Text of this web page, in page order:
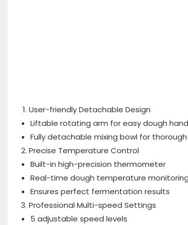
User-friendly Detachable Design
Liftable rotating arm for easy dough
Fully detachable mixing bowl for
Precise Temperature Control
Built-in high-precision thermometer
Real-time dough temperature monitoring
Ensures perfect fermentation results
Professional Multi-speed Settings
5 adjustable speed levels